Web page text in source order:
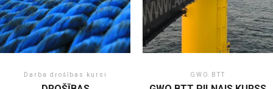
Darba drošības kursi GWO BTT